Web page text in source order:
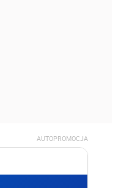
AUTOPROMOCJA